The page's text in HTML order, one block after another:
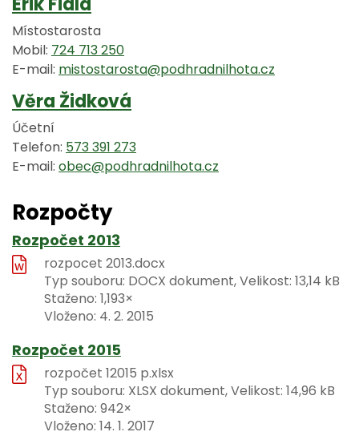
Místostarosta
Mobil: 724 713 250
E-mail: mistostarosta@podhradnilhota.cz
Věra Židková
Účetní
Telefon: 573 391 273
E-mail: obec@podhradnilhota.cz
Rozpočty
Rozpočet 2013
rozpocet 2013.docx
Typ souboru: DOCX dokument, Velikost: 13,14 kB
Staženo: 1,193×
Vloženo: 4. 2. 2015
Rozpočet 2015
rozpočet 12015 p.xlsx
Typ souboru: XLSX dokument, Velikost: 14,96 kB
Staženo: 942×
Vloženo: 14. 1. 2017